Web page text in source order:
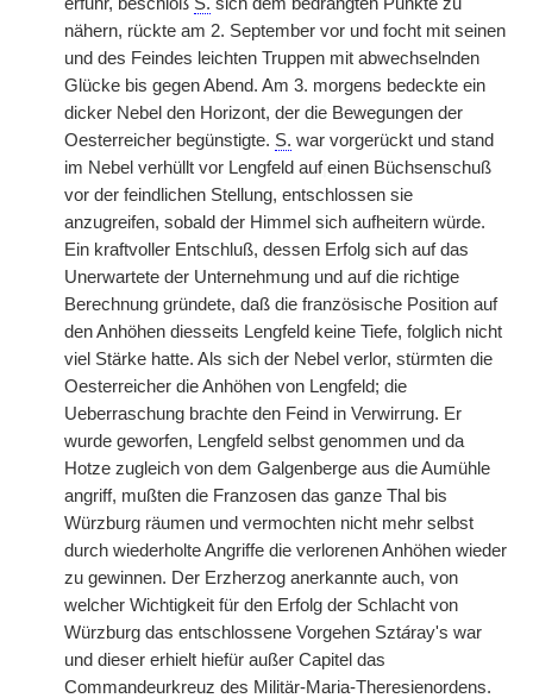
nähern, rückte am 2. September vor und focht mit seinen
und des Feindes leichten Truppen mit abwechselnden
Glücke bis gegen Abend. Am 3. morgens bedeckte ein
dicker Nebel den Horizont, der die Bewegungen der
Oesterreicher begünstigte. S. war vorgerückt und stand
im Nebel verhüllt vor Lengfeld auf|einen Büchsenschuß
vor der feindlichen Stellung, entschlossen sie
anzugreifen, sobald der Himmel sich aufheitern würde.
Ein kraftvoller Entschluß, dessen Erfolg sich auf das
Unerwartete der Unternehmung und auf die richtige
Berechnung gründete, daß die französische Position auf
den Anhöhen diesseits Lengfeld keine Tiefe, folglich nicht
viel Stärke hatte. Als sich der Nebel verlor, stürmten die
Oesterreicher die Anhöhen von Lengfeld; die
Ueberraschung brachte den Feind in Verwirrung. Er
wurde geworfen, Lengfeld selbst genommen und da
Hotze zugleich von dem Galgenberge aus die Aumühle
angriff, mußten die Franzosen das ganze Thal bis
Würzburg räumen und vermochten nicht mehr selbst
durch wiederholte Angriffe die verlorenen Anhöhen wieder
zu gewinnen. Der Erzherzog anerkannte auch, von
welcher Wichtigkeit für den Erfolg der Schlacht von
Würzburg das entschlossene Vorgehen Sztáray's war
und dieser erhielt hiefür außer Capitel das
Commandeurkreuz des Militär-Maria-Theresienordens.